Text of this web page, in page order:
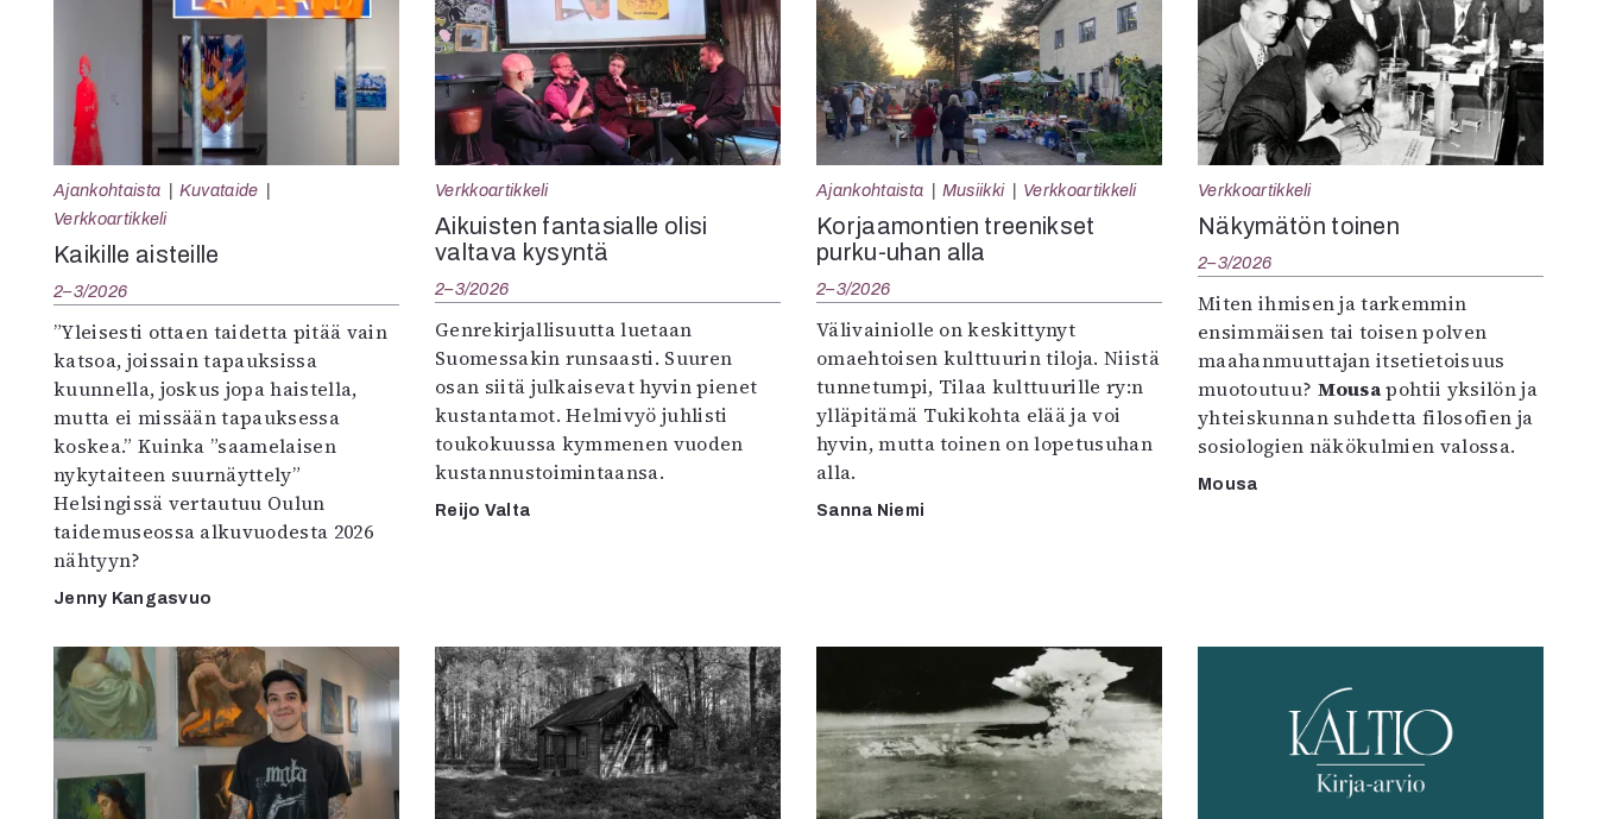
Ajankohtaista
Kuvataide
Verkkoartikkeli
Kaikille aisteille
2–3/2026
”Yleisesti ottaen taidetta pitää vain
katsoa, joissain tapauksissa
kuunnella, joskus jopa haistella,
mutta ei missään tapauksessa
koskea.” Kuinka ”saamelaisen
nykytaiteen suurnäyttely”
Helsingissä vertautuu Oulun
taidemuseossa alkuvuodesta 2026
nähtyyn?
Jenny Kangasvuo
Verkkoartikkeli
Aikuisten fantasialle olisi
valtava kysyntä
2–3/2026
Genrekirjallisuutta luetaan
Suomessakin runsaasti. Suuren
osan siitä julkaisevat hyvin pienet
kustantamot. Helmivyö juhlisti
toukokuussa kymmenen vuoden
kustannustoimintaansa.
Reijo Valta
Ajankohtaista Musiikki Verkkoartikkeli
Korjaamontien treenikset
purku-uhan alla
2–3/2026
Välivainiolle on keskittynyt
omaehtoisen kulttuurin tiloja. Niistä
tunnetumpi, Tilaa kulttuurille ry:n
ylläpitämä Tukikohta elää ja voi
hyvin, mutta toinen on lopetusuhan
alla.
Sanna Niemi
Verkkoartikkeli
Näkymätön toinen
2–3/2026
Miten ihmisen ja tarkemmin
ensimmäisen tai toisen polven
maahanmuuttajan itsetietoisuus
muotoutuu? Mousapohtii yksilön ja
yhteiskunnan suhdetta filosofien ja
sosiologien näkökulmien valossa.
Mousa